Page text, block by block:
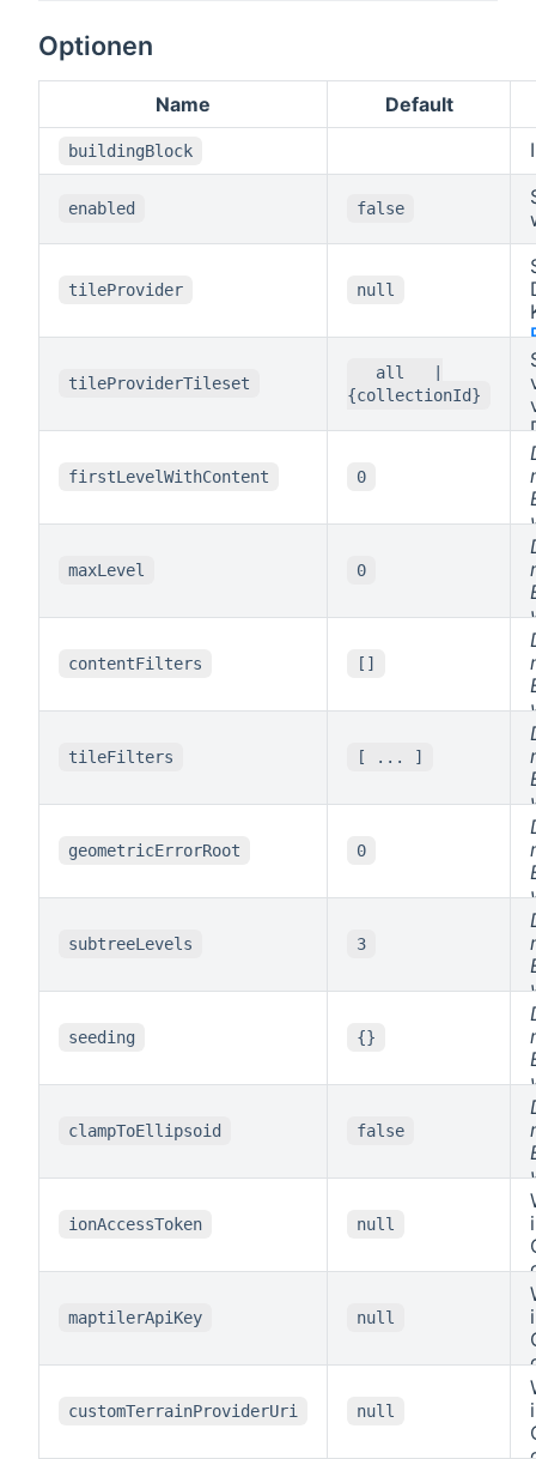
Formats
verwendet.
Optionen
Name Default
buildingBlock
enabled false
tileProvider null
tileProviderTileset
__all__ |
{collectionId}
firstLevelWithContent 0
maxLevel 0
contentFilters []
tileFilters [ ... ]
geometricErrorRoot 0
subtreeLevels 3
seeding {}
clampToEllipsoid false
ionAccessToken null
maptilerApiKey null
customTerrainProviderUri null